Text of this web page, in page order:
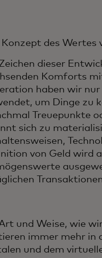
Konzept des Wertes
dieser
Komforts
haben wir
um Dinge zu
Treuepunkte
sich zu
von Geld wird
und Weise, wie
immer mehr in
und dem